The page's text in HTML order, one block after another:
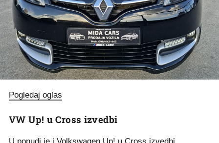
Pogledaj oglas
VW Up! u Cross izvedbi
U ponudi je i Volkswagen Up! u Cross izvedbi.